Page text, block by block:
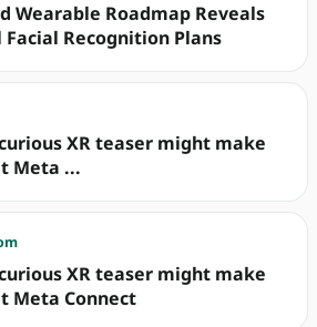
Wearable Roadmap Reveals
Recognition Plans
XR teaser might make
Meta ...
XR teaser might make
Meta Connect